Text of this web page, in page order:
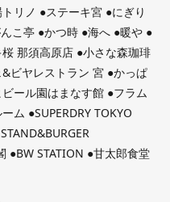
リノ ●ステーキ宮 ●にぎり
こ亭 ●かつ時 ●海へ ●暖や ●
那須高原店 ●小さな森珈琲
ビヤレストラン 宮 ●かっぱ
ール園はまなす館 ●フラム
ム ●SUPERDRY TOKYO
STATION ●甘太郎食堂